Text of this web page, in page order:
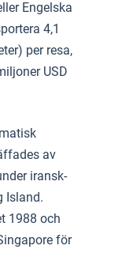
Engelska
4,1
per resa,
USD
av
iransk-
Island.
1988 och
för